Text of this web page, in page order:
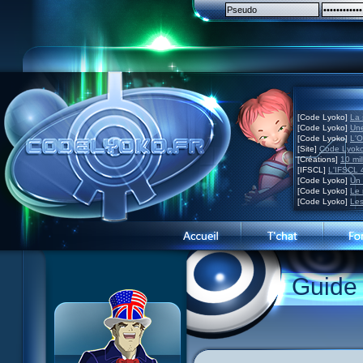
[Code Lyoko] La
[Code Lyoko]
[Code Lyoko]
[Site] Code
[Créations] 10
[IFSCL] L'IFSCL
[Code Lyoko] Un
[Code Lyoko] Le
[Code Lyoko]
6 Cruel dilemme
7 Problème d'image
10 Créature de rêve
11 Enragés